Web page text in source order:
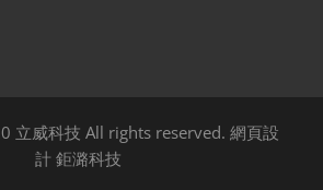
立威科技 All rights reserved. 網頁設
計鉅潞科技